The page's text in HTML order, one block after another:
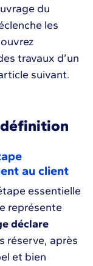
du
les
travaux d’un
suivant.
au client
essentielle
représente
déclare
réserve, après
et bien